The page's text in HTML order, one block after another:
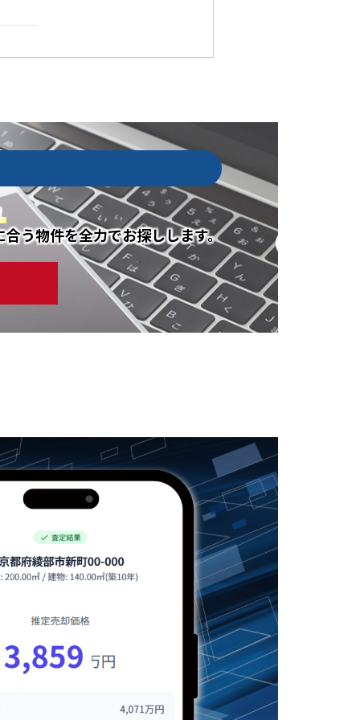
う物件を全力でお探しします。